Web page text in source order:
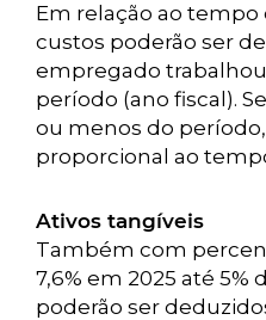
Em relação ao
custos poderão ser
empregado
período (ano fiscal).
ou menos do
proporcional ao
Ativos tangíveis
Também com
7,6% em 2025 até 5%
poderão ser